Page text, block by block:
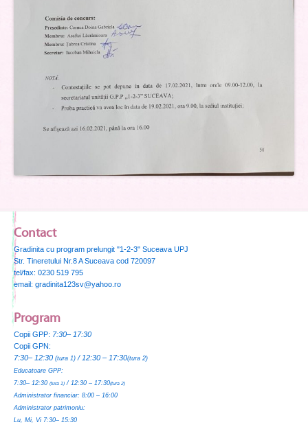
Contact
Gradinita cu program prelungit "1-2-3" Suceava UPJ
Str. Tineretului Nr.8 A Suceava cod 720097
tel/fax: 0230 519 795
email: gradinita123sv@yahoo.ro
Program
Copii GPP: 7:30– 17:30
Copii GPN:
7:30– 12:30 (tura 1) / 12:30 – 17:30(tura 2)
Educatoare GPP:
7:30– 12:30 (tura 1) / 12:30 – 17:30(tura 2)
Administrator financiar: 8:00 – 16:00
Administrator patrimoniu:
Lu, Mi, Vi 7:30– 15:30